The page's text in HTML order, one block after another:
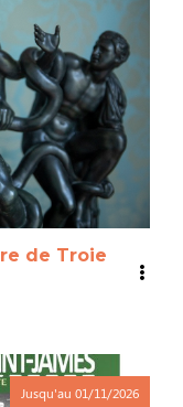
de Troie
Jusqu'au 01/11/2026